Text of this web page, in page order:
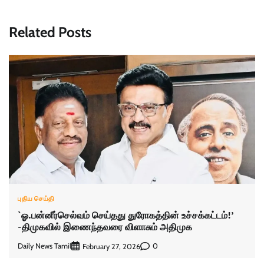
Related Posts
புதிய செய்தி
`ஓ.பன்னீர்செல்வம் செய்தது துரோகத்தின் உச்சக்கட்டம்!’
-திமுகவில் இணைந்தவரை விளாசும் அதிமுக
Daily News Tamil February 27, 2026 0